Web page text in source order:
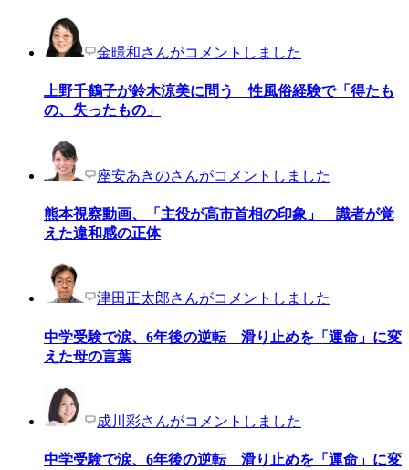
金暻和さんがコメントしました
上野千鶴子が鈴木涼美に問う 性風俗経験で「得たも
の、失ったもの」
座安あきのさんがコメントしました
熊本視察動画、「主役が高市首相の印象」 識者が覚
えた違和感の正体
津田正太郎さんがコメントしました
中学受験で涙、6年後の逆転 滑り止めを「運命」に変
えた母の言葉
成川彩さんがコメントしました
中学受験で涙、6年後の逆転 滑り止めを「運命」に変